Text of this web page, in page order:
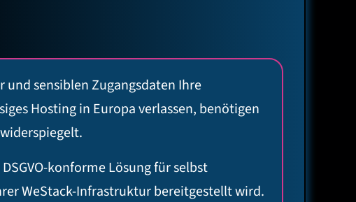
und sensiblen Zugangsdaten Ihre
Hosting in Europa verlassen, benötigen
konforme Lösung für selbst
WeStack-Infrastruktur bereitgestellt wird.